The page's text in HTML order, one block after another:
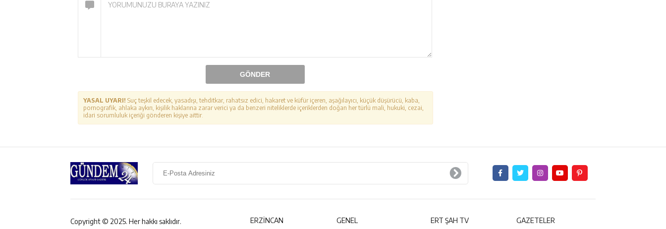
GÖNDER
YASAL UYARI! Suç teşkil edecek, yasadışı, tehditkar, rahatsız edici, hakaret ve küfür içeren, aşağılayıcı, küçük düşürücü, kaba,
pornografik, ahlaka aykırı, kişilik haklarına zarar verici ya da benzeri niteliklerde içeriklerden doğan her türlü mali, hukuki, cezai,
idari sorumluluk içeriği gönderen kişiye aittir.
Copyright © 2025. Her hakkı saklıdır. ERZİNCAN
GENEL
ERT ŞAH TV
GAZETELER